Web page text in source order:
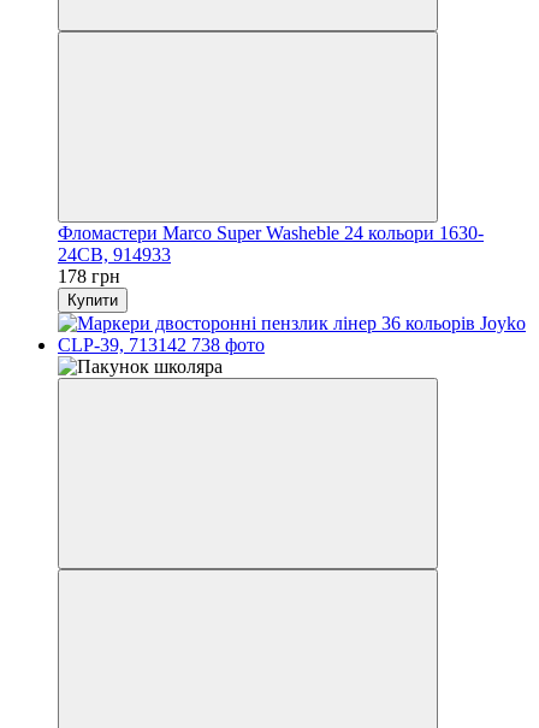
Фломастери Marco Super Washeble 24 кольори 1630-
24CB, 914933
178 грн
Купити